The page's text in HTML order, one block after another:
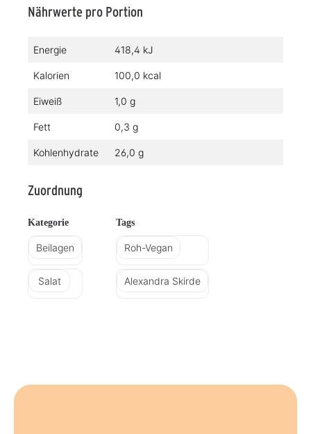
Nährwerte pro Portion
Energie 418,4 kJ
Kalorien 100,0 kcal
Eiweiß 1,0 g
Fett 0,3 g
Kohlenhydrate 26,0 g
Zuordnung
Kategorie
Beilagen
Salat
Tags
Roh-Vegan
Alexandra Skirde